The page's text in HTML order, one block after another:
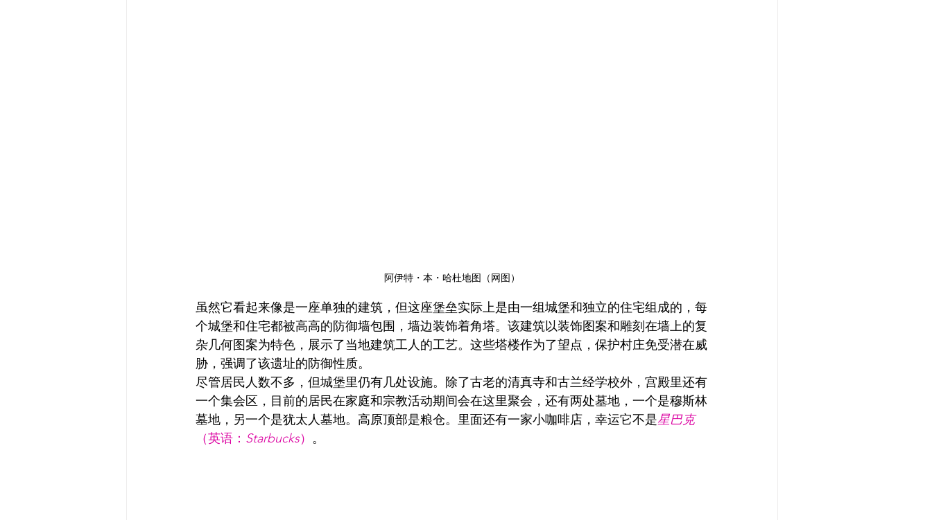
阿伊特・本・哈杜地图（网图）
虽然它看起来像是一座单独的建筑，但这座堡垒实际上是由一组城堡和独立的住宅组成的，每
个城堡和住宅都被高高的防御墙包围，墙边装饰着角塔。该建筑以装饰图案和雕刻在墙上的复
杂几何图案为特色，展示了当地建筑工人的工艺。这些塔楼作为了望点，保护村庄免受潜在威
胁，强调了该遗址的防御性质。
尽管居民人数不多，但城堡里仍有几处设施。除了古老的清真寺和古兰经学校外，宫殿里还有
一个集会区，目前的居民在家庭和宗教活动期间会在这里聚会，还有两处墓地，一个是穆斯林
墓地，另一个是犹太人墓地。高原顶部是粮仓。里面还有一家小咖啡店，幸运它不是星巴克
（英语： Starbucks） 。